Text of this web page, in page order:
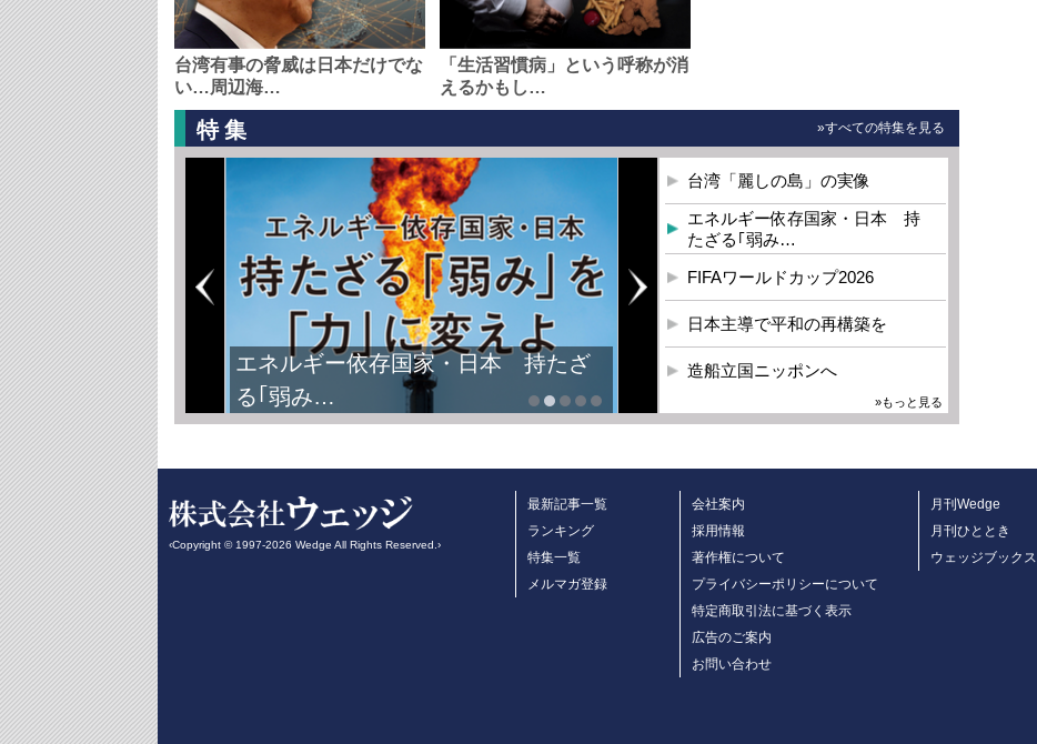
台湾有事の脅威は日本だけでな
い…周辺海…
「生活習慣病」という呼称が消
えるかもし…
特集 »すべての特集を見る
エネルギー依存国家・日本 持たざ
る｢弱み…
台湾「麗しの島」の実像
エネルギー依存国家・日本 持
たざる｢弱み…
FIFAワールドカップ2026
日本主導で平和の再構築を
造船立国ニッポンへ
»もっと見る
‹Copyright © 1997-2026 Wedge All Rights Reserved.›
最新記事一覧
ランキング
特集一覧
メルマガ登録
会社案内
採用情報
著作権について
プライバシーポリシーについて
特定商取引法に基づく表示
広告のご案内
お問い合わせ
月刊Wedge
月刊ひととき
ウェッジブックス